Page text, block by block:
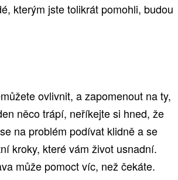
kterým jste tolikrát pomohli, budou
ovlivnit, a zapomenout na ty,
něco trápí, neříkejte si hned, že
na problém podívat klidně a se
kroky, které vám život usnadní.
může pomoct víc, než čekáte.